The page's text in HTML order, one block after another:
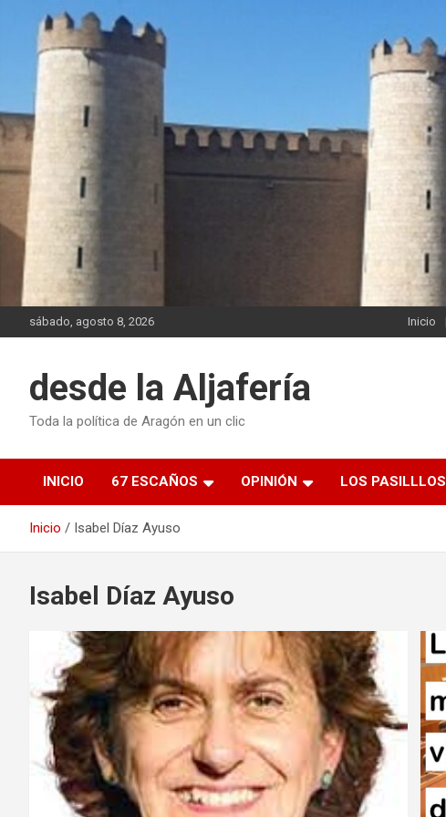
contenido
sábado, agosto 8, 2026 Inicio
desde la Aljafería
Toda la política de Aragón en un clic
INICIO 67 ESCAÑOS OPINIÓN LOS PASILLLOS
Inicio Isabel Díaz Ayuso
Isabel Díaz Ayuso